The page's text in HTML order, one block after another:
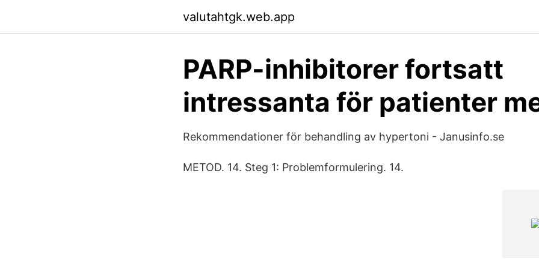
valutahtgk.web.app
PARP-inhibitorer fortsatt
intressanta för patienter
Rekommendationer för behandling av hypertoni - Janusinfo.se
METOD. 14. Steg 1: Problemformulering. 14.